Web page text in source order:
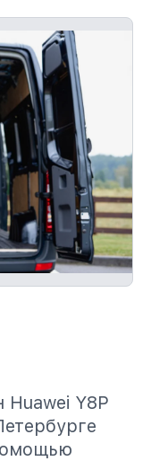
Huawei Y8P